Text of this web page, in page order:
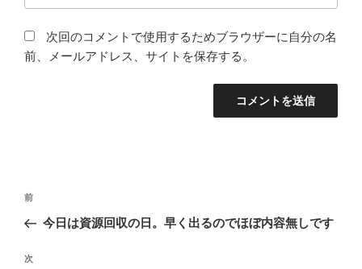
次回のコメントで使用するためブラウザーに自分の名
前、メールアドレス、サイトを保存する。
投
ナ
ビ
前
の
稿
前
今日は資源回収の日。早く出るのでほぼ内容無しです
次
次